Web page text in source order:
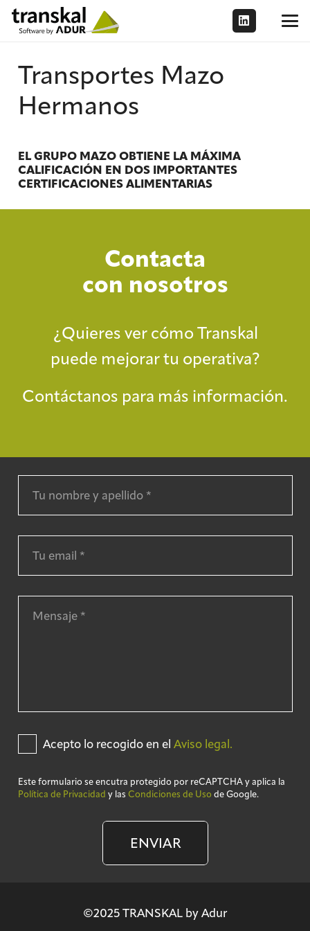
Transportes Mazo
Hermanos
EL GRUPO MAZO OBTIENE LA MÁXIMA
CALIFICACIÓN EN DOS IMPORTANTES
CERTIFICACIONES ALIMENTARIAS
Contacta
con nosotros
¿Quieres ver cómo Transkal
puede mejorar tu operativa?
Contáctanos para más información.
Acepto lo recogido en el Aviso legal.
Este formulario se encutra protegido por reCAPTCHA y aplica la
Política de Privacidad y las Condiciones de Uso de Google.
ENVIAR
©2025 TRANSKAL by Adur